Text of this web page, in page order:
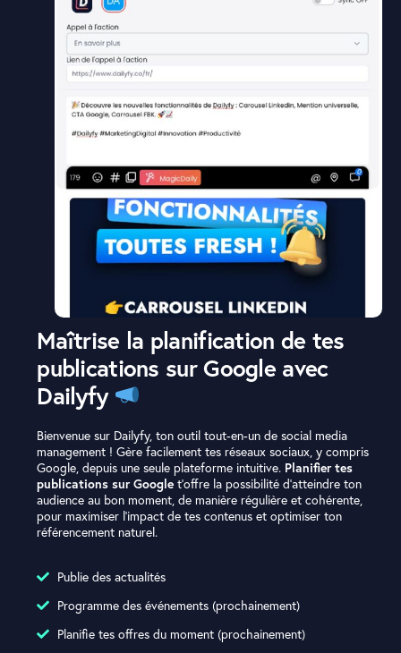
Maîtrise la planification de tes
publications sur Googleavec
Dailyfy
Bienvenue sur Dailyfy, ton outil tout-en-un de social media
management ! Gère facilement tes réseaux sociaux, y compris
Google, depuis une seule plateforme intuitive. Planifier tes
publications sur Google t’offre la possibilité d’atteindre ton
audience au bon moment, de manière régulière et cohérente,
pour maximiser l’impact de tes contenus et optimiser ton
référencement naturel.
Publie des actualités
Programme des événements (prochainement)
Planifie tes offres du moment (prochainement)